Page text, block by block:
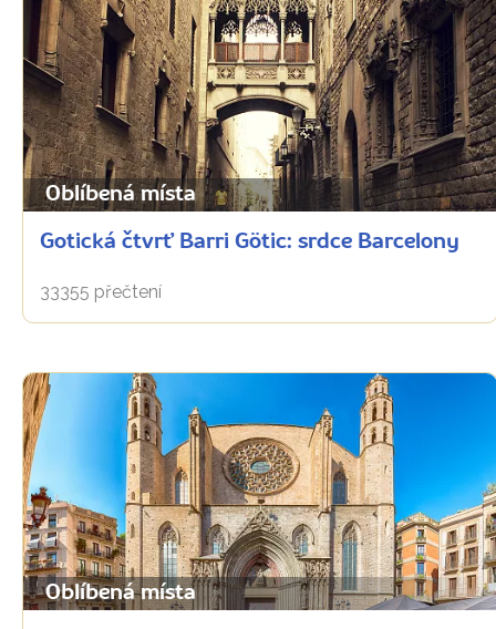
Oblíbená místa
Gotická čtvrť Barri Götic: srdce Barcelony
33355 přečtení
Oblíbená místa